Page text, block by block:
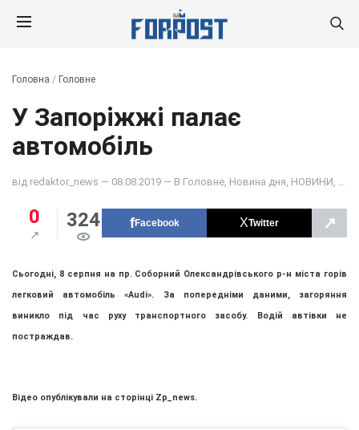
Головна / Головне
У Запоріжжі палає
автомобіль
від redaktor_news — 08.08.2019 — В Головне Новина дня НОВИНИ
0 324 Facebook Twitter ↗
Сьогодні, 8 серпня на пр. Соборний Олександрівського р-н міста горів
легковий автомобіль «Audi». За попередніми даними, загоряння
виникло під час руху транспортного засобу. Водій автівки не
постраждав.
Відео опублікували на сторінці Zp_news.